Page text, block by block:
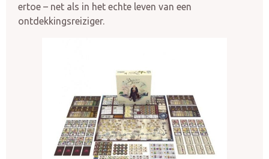
ertoe – net als in het echte leven van een
ontdekkingsreiziger.